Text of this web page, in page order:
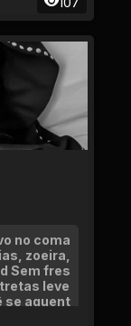
no coma
zoeira,
Sem fres
leve
se aguent